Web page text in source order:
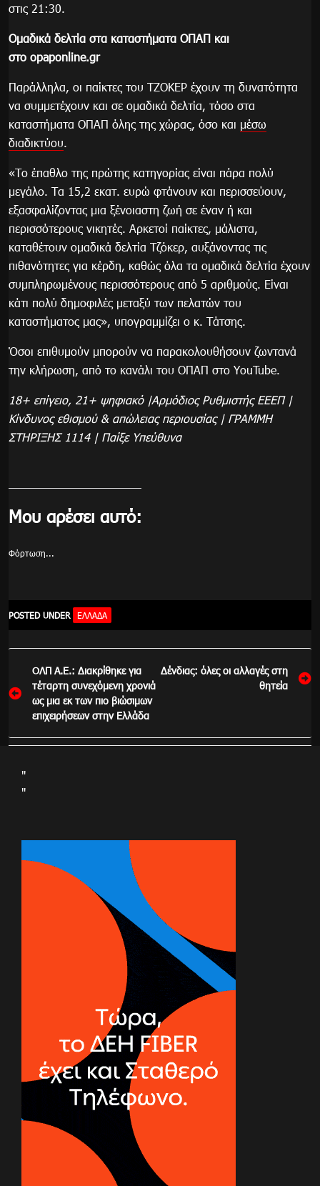
στις 21:30.
Ομαδικά δελτία στα καταστήματα ΟΠΑΠ και
στο opaponline.gr
Παράλληλα, οι παίκτες του ΤΖΟΚΕΡ έχουν τη δυνατότητα
να συμμετέχουν και σε ομαδικά δελτία, τόσο στα
καταστήματα ΟΠΑΠ όλης της χώρας, όσο και μέσω
διαδικτύου.
«Το έπαθλο της πρώτης κατηγορίας είναι πάρα πολύ
μεγάλο. Τα 15,2 εκατ. ευρώ φτάνουν και περισσεύουν,
εξασφαλίζοντας μια ξένοιαστη ζωή σε έναν ή και
περισσότερους νικητές. Αρκετοί παίκτες, μάλιστα,
καταθέτουν ομαδικά δελτία Τζόκερ, αυξάνοντας τις
πιθανότητες για κέρδη, καθώς όλα τα ομαδικά δελτία έχουν
συμπληρωμένους περισσότερους από 5 αριθμούς. Είναι
κάτι πολύ δημοφιλές μεταξύ των πελατών του
καταστήματος μας», υπογραμμίζει ο κ. Τάτσης.
Όσοι επιθυμούν μπορούν να παρακολουθήσουν ζωντανά
την κλήρωση, από το κανάλι του ΟΠΑΠ στο YouTube.
18+ επίγειο, 21+ ψηφιακό |Αρμόδιος Ρυθμιστής ΕΕΕΠ |
Κίνδυνος εθισμού & απώλειας περιουσίας | ΓΡΑΜΜΗ
ΣΤΗΡΙΞΗΣ 1114 | Παίξε Υπεύθυνα
Μου αρέσει αυτό:
Φόρτωση...
POSTED UNDER ΕΛΛΆΔΑ
Πλοήγηση
άρθρων
ΟΛΠ Α.Ε.: Διακρίθηκε για
τέταρτη συνεχόμενη χρονιά
ως μια εκ των πιο βιώσιμων
επιχειρήσεων στην Ελλάδα
Δένδιας: όλες οι αλλαγές στη
θητεία
"
"